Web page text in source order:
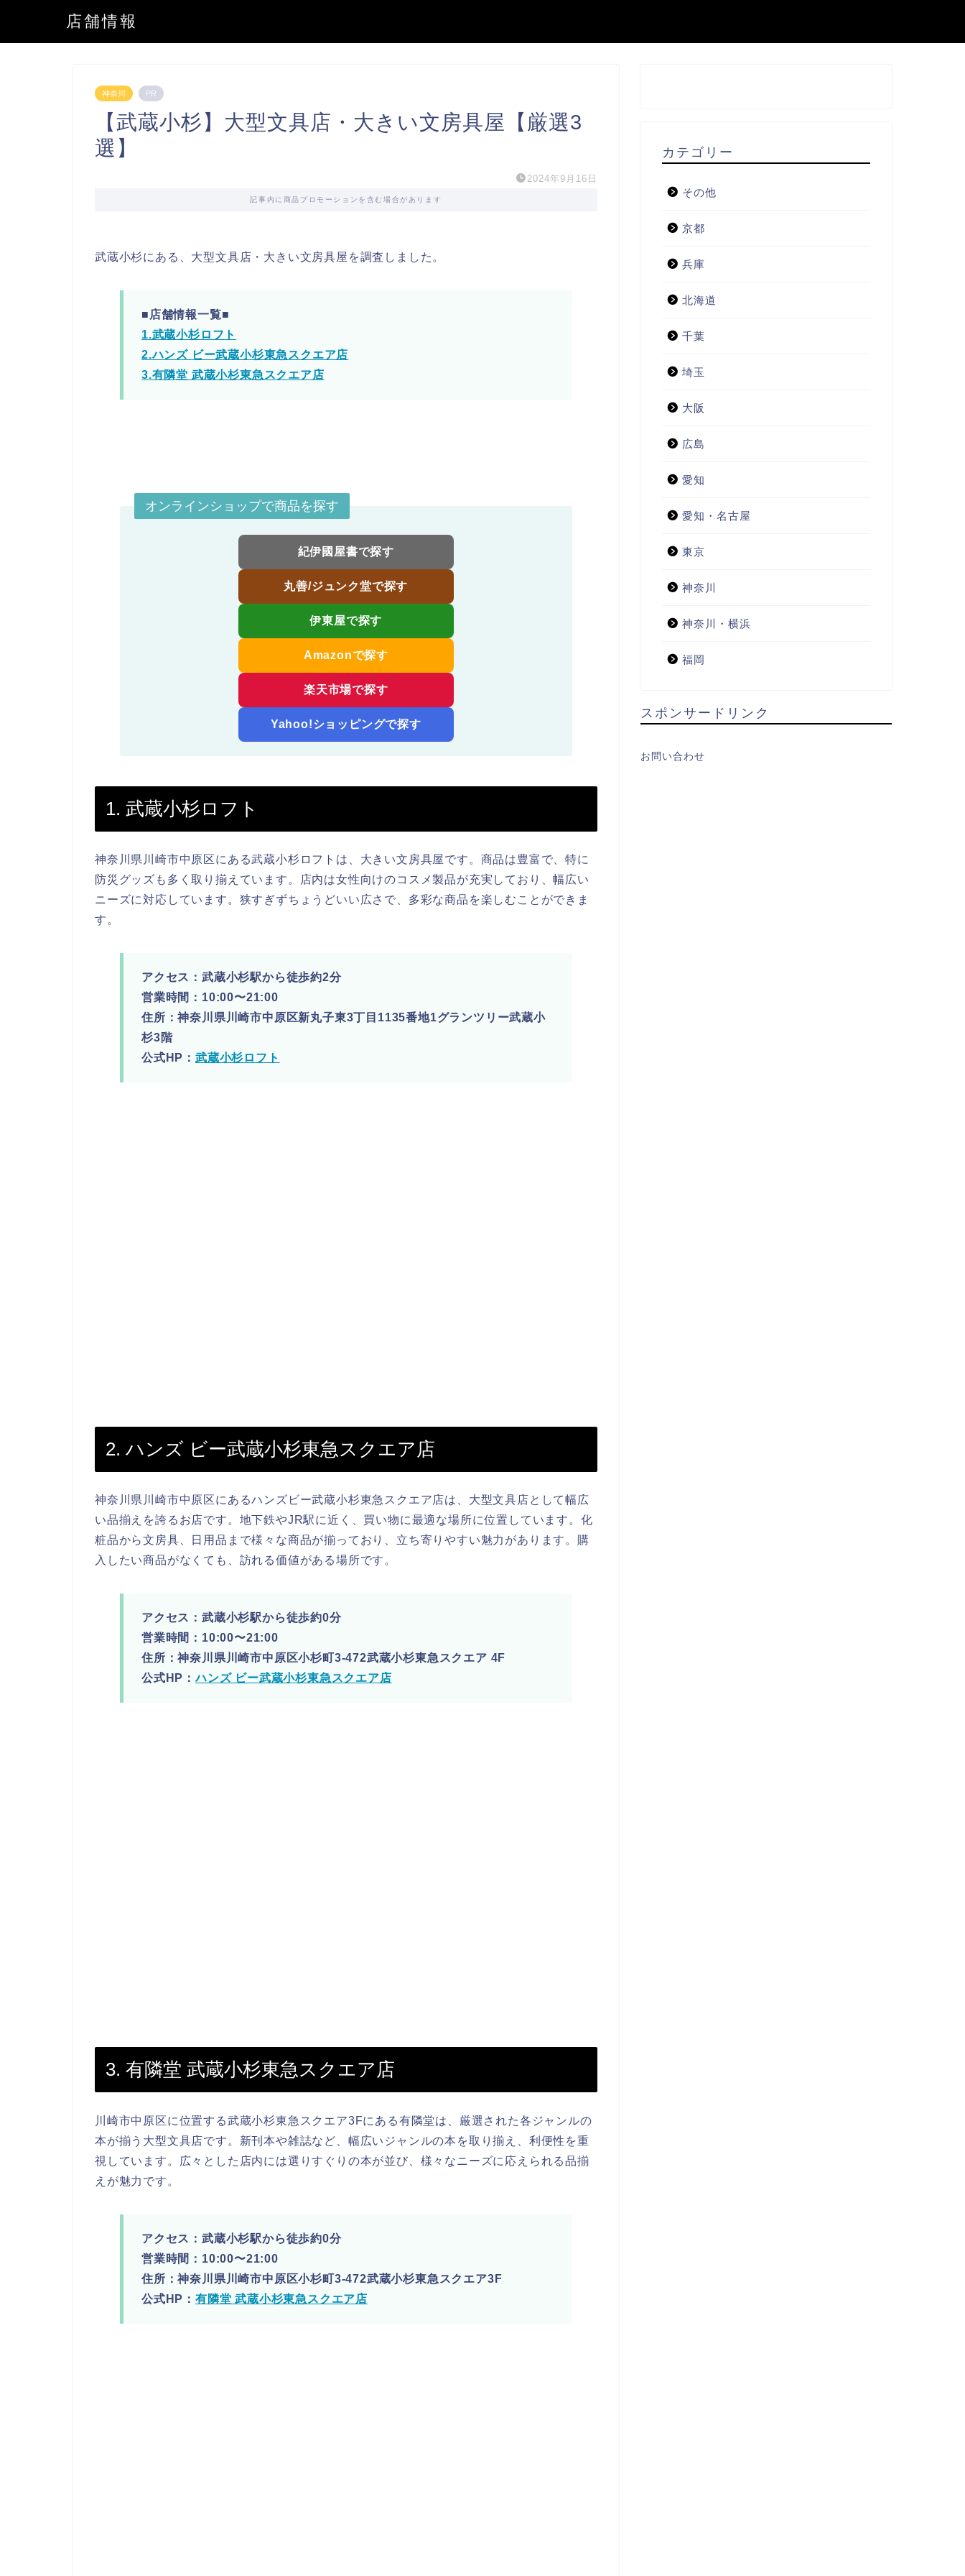
店舗情報
神奈川 PR
【武蔵小杉】大型文具店・大きい文房具屋【厳選3
選】
2024年9月16日
記事内に商品プロモーションを含む場合があります
武蔵小杉にある、大型文具店・大きい文房具屋を調査しました。
■店舗情報一覧■
1.武蔵小杉ロフト
2.ハンズ ビー武蔵小杉東急スクエア店
3.有隣堂 武蔵小杉東急スクエア店
オンラインショップで商品を探す
紀伊國屋書で探す
丸善/ジュンク堂で探す
伊東屋で探す
Amazonで探す
楽天市場で探す
Yahoo!ショッピングで探す
1. 武蔵小杉ロフト
神奈川県川崎市中原区にある武蔵小杉ロフトは、大きい文房具屋です。商品は豊富で、特に
防災グッズも多く取り揃えています。店内は女性向けのコスメ製品が充実しており、幅広い
ニーズに対応しています。狭すぎずちょうどいい広さで、多彩な商品を楽しむことができま
す。
アクセス：武蔵小杉駅から徒歩約2分
営業時間：10:00〜21:00
住所：神奈川県川崎市中原区新丸子東3丁目1135番地1グランツリー武蔵小
杉3階
公式HP： 武蔵小杉ロフト
2. ハンズ ビー武蔵小杉東急スクエア店
神奈川県川崎市中原区にあるハンズビー武蔵小杉東急スクエア店は、大型文具店として幅広
い品揃えを誇るお店です。地下鉄やJR駅に近く、買い物に最適な場所に位置しています。化
粧品から文房具、日用品まで様々な商品が揃っており、立ち寄りやすい魅力があります。購
入したい商品がなくても、訪れる価値がある場所です。
アクセス：武蔵小杉駅から徒歩約0分
営業時間：10:00〜21:00
住所：神奈川県川崎市中原区小杉町3-472武蔵小杉東急スクエア 4F
公式HP：ハンズ ビー武蔵小杉東急スクエア店
3. 有隣堂 武蔵小杉東急スクエア店
川崎市中原区に位置する武蔵小杉東急スクエア3Fにある有隣堂は、厳選された各ジャンルの
本が揃う大型文具店です。新刊本や雑誌など、幅広いジャンルの本を取り揃え、利便性を重
視しています。広々とした店内には選りすぐりの本が並び、様々なニーズに応えられる品揃
えが魅力です。
アクセス：武蔵小杉駅から徒歩約0分
営業時間：10:00〜21:00
住所：神奈川県川崎市中原区小杉町3-472武蔵小杉東急スクエア3F
公式HP： 有隣堂 武蔵小杉東急スクエア店
カテゴリー
その他
京都
兵庫
北海道
千葉
埼玉
大阪
広島
愛知
愛知・名古屋
東京
神奈川
神奈川・横浜
福岡
スポンサードリンク
お問い合わせ